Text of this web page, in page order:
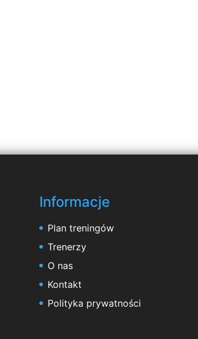
Informacje
Plan treningów
Trenerzy
O nas
Kontakt
Polityka prywatności